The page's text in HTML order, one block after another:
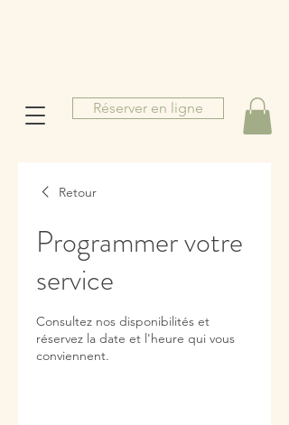
Réserver en ligne
M
o
u
Retour
Programmer votre
service
Consultez nos disponibilités et
réservez la date et l'heure qui vous
conviennent.